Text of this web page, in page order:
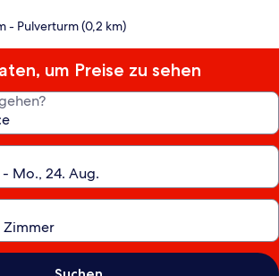
- Pulverturm (0,2 km)
um Preise zu sehen